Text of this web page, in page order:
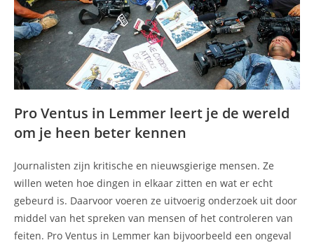
Pro Ventus in Lemmer leert je de wereld
om je heen beter kennen
Journalisten zijn kritische en nieuwsgierige mensen. Ze
willen weten hoe dingen in elkaar zitten en wat er echt
gebeurd is. Daarvoor voeren ze uitvoerig onderzoek uit door
middel van het spreken van mensen of het controleren van
feiten. Pro Ventus in Lemmer kan bijvoorbeeld een ongeval